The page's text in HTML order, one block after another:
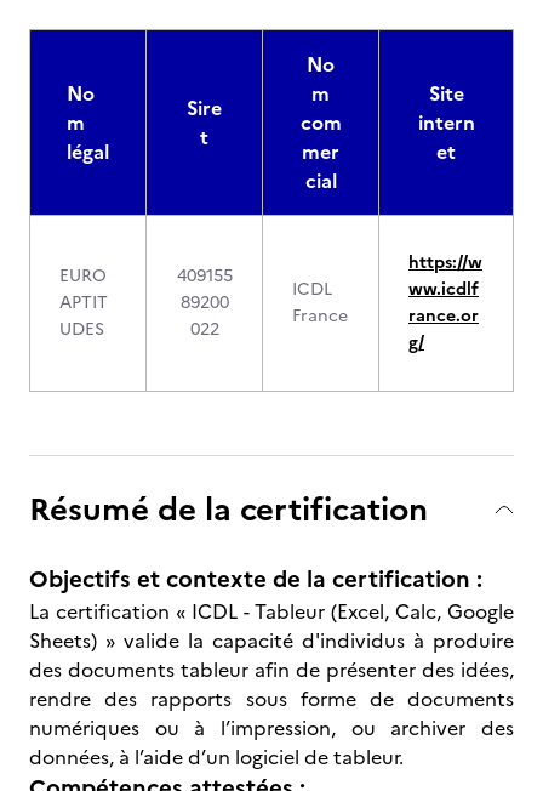
No
m
légal
Sire
t
No
m
com
mer
cial
Site
intern
et
EURO
APTIT
UDES
409155
89200
022
ICDL
France
https://w
ww.icdlf
rance.or
g/
Résumé de la certification
Objectifs et contexte de la certification :
La certification « ICDL - Tableur (Excel, Calc, Google
Sheets) » valide la capacité d'individus à produire
des documents tableur afin de présenter des idées,
rendre des rapports sous forme de documents
numériques ou à l’impression, ou archiver des
données, à l’aide d’un logiciel de tableur.